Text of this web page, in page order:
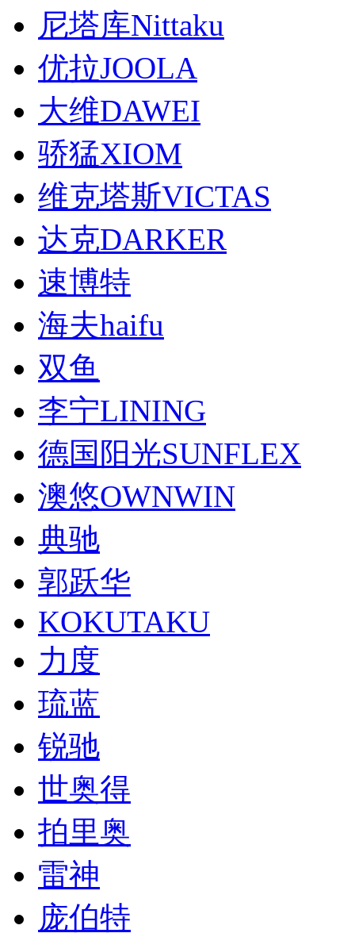
尼塔库Nittaku
优拉JOOLA
大维DAWEI
骄猛XIOM
维克塔斯VICTAS
达克DARKER
速博特
海夫haifu
双鱼
李宁LINING
德国阳光SUNFLEX
澳悠OWNWIN
典驰
郭跃华
KOKUTAKU
力度
琉蓝
锐驰
世奥得
拍里奥
雷神
庞伯特